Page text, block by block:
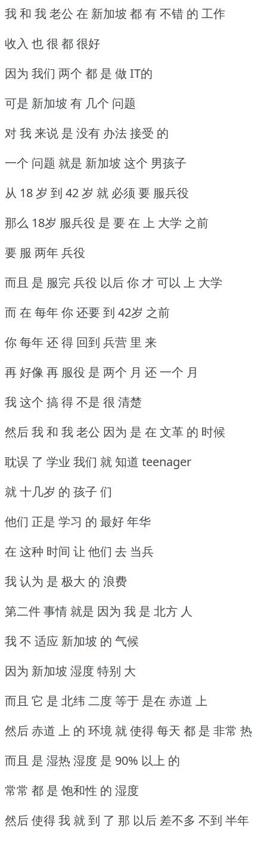
我 和 我 老公 在 新加坡 都 有 不错 的 工作
收入 也 很 都 很好
因为 我们 两个 都 是 做 IT的
可是 新加坡 有 几个 问题
对 我 来说 是 没有 办法 接受 的
一个 问题 就是 新加坡 这个 男孩子
从 18 岁 到 42 岁 就 必须 要 服兵役
那么 18岁 服兵役 是 要 在 上 大学 之前
要 服 两年 兵役
而且 是 服完 兵役 以后 你 才 可以 上 大学
而 在 每年 你 还要 到 42岁 之前
你 每年 还 得 回到 兵营 里 来
再 好像 再 服役 是 两个 月 还 一个 月
我 这个 搞 得 不是 很 清楚
然后 我 和 我 老公 因为 是 在 文革 的 时候
耽误 了 学业 我们 就 知道 teenager
就 十几岁 的 孩子 们
他们 正是 学习 的 最好 年华
在 这种 时间 让 他们 去 当兵
我 认为 是 极大 的 浪费
第二件 事情 就是 因为 我 是 北方 人
我 不 适应 新加坡 的 气候
因为 新加坡 湿度 特别 大
而且 它 是 北纬 二度 等于 是在 赤道 上
然后 赤道 上 的 环境 就 使得 每天 都 是 非常 热
而且 是 湿热 湿度 是 90% 以上 的
常常 都 是 饱和性 的 湿度
然后 使得 我 就 到 了 那 以后 差不多 不到 半年